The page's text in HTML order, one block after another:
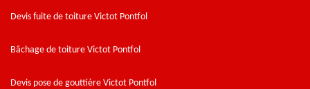
Devis fuite de toiture Victot Pontfol
Bâchage de toiture Victot Pontfol
Devis pose de gouttière Victot Pontfol